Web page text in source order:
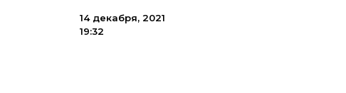
14 декабря, 2021
19:32